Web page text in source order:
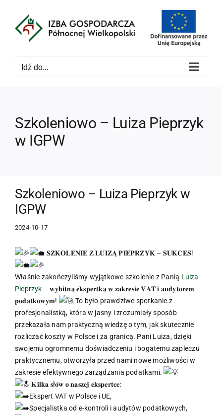
zawartości
Idź do...
Szkoleniowo – Luiza Pieprzyk
w IGPW
Szkoleniowo – Luiza Pieprzyk w
IGPW
2024-10-17
𝐒𝐙𝐊𝐎𝐋𝐄𝐍𝐈𝐄 𝐙 𝐋𝐔𝐈𝐙𝐀̨ 𝐏𝐈𝐄𝐏𝐑𝐙𝐘𝐊 – 𝐒𝐔𝐊𝐂𝐄𝐒!
Właśnie zakończyliśmy wyjątkowe szkolenie z Panią Luiza
Pieprzyk – 𝐰𝐲𝐛𝐢𝐭𝐧𝐚̨ 𝐞𝐤𝐬𝐩𝐞𝐫𝐭𝐤𝐚̨ 𝐰 𝐳𝐚𝐤𝐫𝐞𝐬𝐢𝐞 𝐕𝐀𝐓 𝐢 𝐚𝐮𝐝𝐲𝐭𝐨𝐫𝐞𝐦
𝐩𝐨𝐝𝐚𝐭𝐤𝐨𝐰𝐲𝐦!
To było prawdziwe spotkanie z
profesjonalistką, która w jasny i zrozumiały sposób
przekazała nam praktyczną wiedzę o tym, jak skutecznie
rozliczać koszty w Polsce i za granicą. Pani Luiza, dzięki
swojemu ogromnemu doświadczeniu i bogatemu zapleczu
praktycznemu, otworzyła przed nami nowe możliwości w
zakresie efektywnego zarządzania podatkami.
𝐊𝐢𝐥𝐤𝐚 𝐬ł𝐨́𝐰 𝐨 𝐧𝐚𝐬𝐳𝐞𝐣 𝐞𝐤𝐬𝐩𝐞𝐫𝐭𝐜𝐞:
Ekspert VAT w Polsce i UE,
Specjalistka od e-kontroli i audytów podatkowych,